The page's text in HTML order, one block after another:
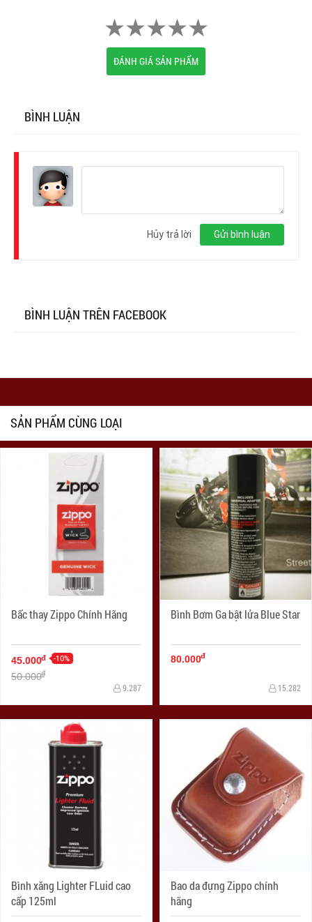
ĐÁNH GIÁ SẢN PHẨM
BÌNH LUẬN
Gửi bình luận
Hủy trả lời
BÌNH LUẬN TRÊN FACEBOOK
SẢN PHẨM CÙNG LOẠI
Bấc thay Zippo Chính Hãng
45.000đ -10%
50.000đ
9.287
Bình Bơm Ga bật lửa Blue Star
80.000đ
15.282
Bình xăng Lighter FLuid cao
cấp 125ml
Bao da đựng Zippo chính
hãng